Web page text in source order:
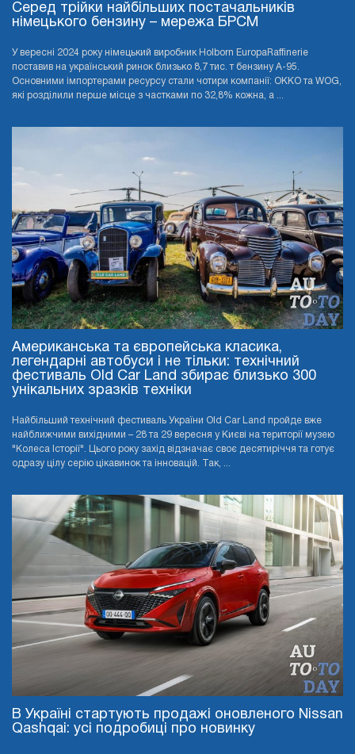
Серед трійки найбільших постачальників
німецького бензину – мережа БРСМ
У вересні 2024 року німецький виробник Holborn EuropaRaffinerie
поставив на український ринок близько 8,7 тис. т бензину А-95.
Основними імпортерами ресурсу стали чотири компанії: OKKO та WOG,
які розділили перше місце з частками по 32,8% кожна, а ...
Американська та європейська класика,
легендарні автобуси і не тільки: технічний
фестиваль Old Car Land збирає близько 300
унікальних зразків техніки
Найбільший технічний фестиваль України Old Car Land пройде вже
найближчими вихідними – 28 та 29 вересня у Києві на території музею
"Колеса Історії". Цього року захід відзначає своє десятиріччя та готує
одразу цілу серію цікавинок та інновацій. Так, ...
В Україні стартують продажі оновленого Nissan
Qashqai: усі подробиці про новинку